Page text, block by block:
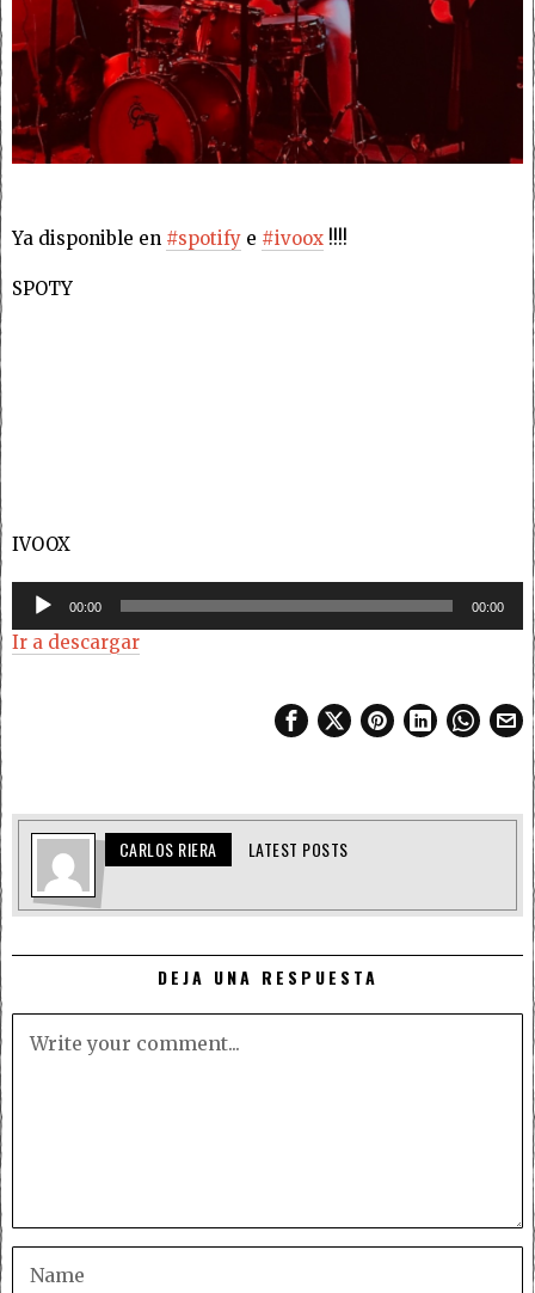
Ya disponible en #spotify e #ivoox !!!!
SPOTY
IVOOX
Reproductor
audio
00:00 00:00
Ir a descargar
CARLOS RIERA LATEST POSTS
DEJA UNA RESPUESTA